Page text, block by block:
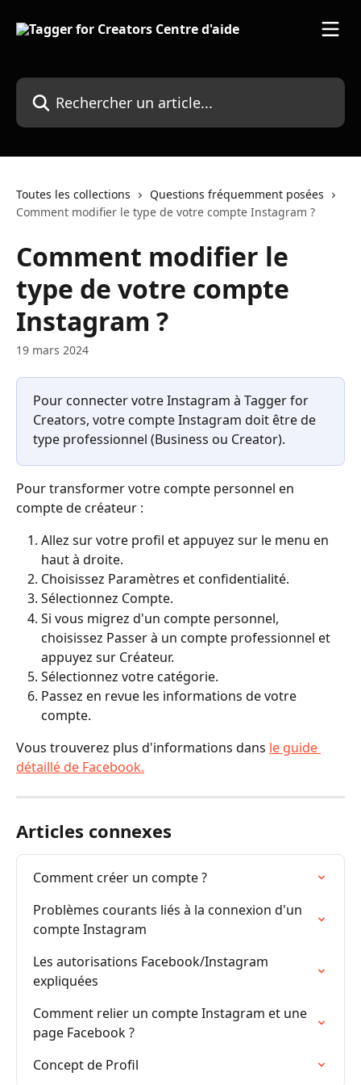
Rechercher un article...
Toutes les collections
Questions fréquemment posées
Comment modifier le type de votre compte Instagram ?
Comment modifier le
type de votre compte
Instagram ?
19 mars 2024
Pour connecter votre Instagram à Tagger for
Creators, votre compte Instagram doit être de
type professionnel (Business ou Creator).
Pour transformer votre compte personnel en
compte de créateur :
Allez sur votre profil et appuyez sur le menu en
haut à droite.
Choisissez Paramètres et confidentialité.
Sélectionnez Compte.
Si vous migrez d'un compte personnel,
choisissez Passer à un compte professionnel et
appuyez sur Créateur.
Sélectionnez votre catégorie.
Passez en revue les informations de votre
compte.
Vous trouverez plus d'informations dans le guide
détaillé de Facebook.
Articles connexes
Comment créer un compte ?
Problèmes courants liés à la connexion d'un
compte Instagram
Les autorisations Facebook/Instagram
expliquées
Comment relier un compte Instagram et une
page Facebook ?
Concept de Profil